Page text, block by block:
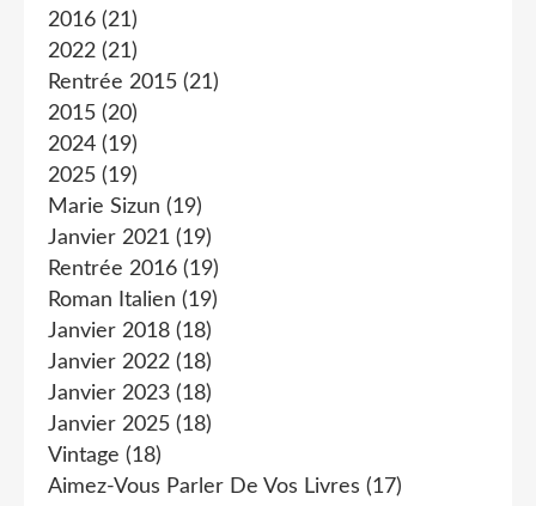
2016 (21)
2022 (21)
Rentrée 2015 (21)
2015 (20)
2024 (19)
2025 (19)
Marie Sizun (19)
Janvier 2021 (19)
Rentrée 2016 (19)
Roman Italien (19)
Janvier 2018 (18)
Janvier 2022 (18)
Janvier 2023 (18)
Janvier 2025 (18)
Vintage (18)
Aimez-Vous Parler De Vos Livres (17)